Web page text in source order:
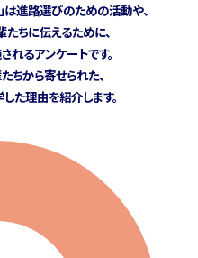
は進路選びのための活動や、
ちに伝えるために、
れるアンケートです。
ちから寄せられた、
た理由を紹介します。